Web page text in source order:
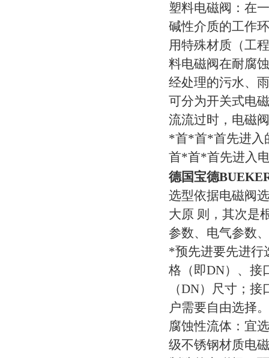
塑料电磁阀：在
碱性介质的工作
用特殊材质（工
料电磁阀在耐腐
经处理的污水、
可分为开关式电
流流过时，电磁
*首*首*首先进入
首*首*首先进入
德国宝德
选型依据电磁阀
大原 则，其次是
参数、电气参数
*预先进要先进行
格（即DN）、接
（DN）尺寸；
户需要自由选择。
腐蚀性流体：宜
级不锈钢材质电